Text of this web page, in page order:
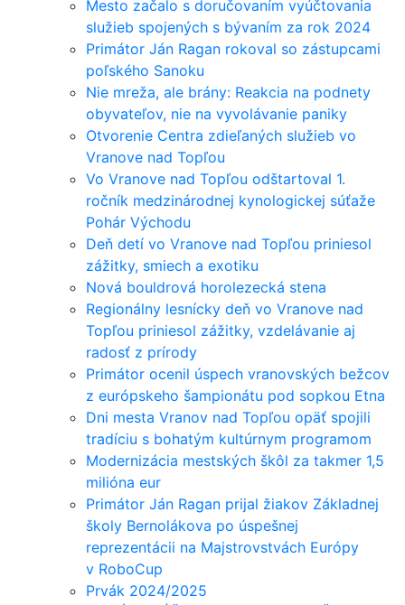
Mesto začalo s doručovaním vyúčtovania
služieb spojených s bývaním za rok 2024
Primátor Ján Ragan rokoval so zástupcami
poľského Sanoku
Nie mreža, ale brány: Reakcia na podnety
obyvateľov, nie na vyvolávanie paniky
Otvorenie Centra zdieľaných služieb vo
Vranove nad Topľou
Vo Vranove nad Topľou odštartoval 1.
ročník medzinárodnej kynologickej súťaže
Pohár Východu
Deň detí vo Vranove nad Topľou priniesol
zážitky, smiech a exotiku
Nová bouldrová horolezecká stena
Regionálny lesnícky deň vo Vranove nad
Topľou priniesol zážitky, vzdelávanie aj
radosť z prírody
Primátor ocenil úspech vranovských bežcov
z európskeho šampionátu pod sopkou Etna
Dni mesta Vranov nad Topľou opäť spojili
tradíciu s bohatým kultúrnym programom
Modernizácia mestských škôl za takmer 1,5
milióna eur
Primátor Ján Ragan prijal žiakov Základnej
školy Bernolákova po úspešnej
reprezentácii na Majstrovstvách Európy
v RoboCup
Prvák 2024/2025